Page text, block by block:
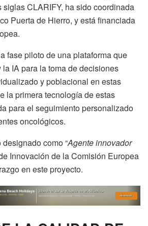
CLARIFY, ha sido coordinada
Puerta de Hierro, y está financiada
fase piloto de una plataforma que
la IA para la toma de decisiones
y poblacional en estas
la primera tecnología de estas
para el seguimiento personalizado
oncológicos.
como “Agente innovador
Innovación de la Comisión Europea
en este proyecto.